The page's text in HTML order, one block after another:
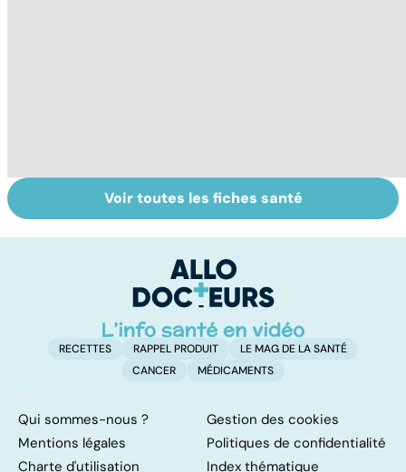
Bien vivre la
ménopause
Tout savoir sur
nos excréments
Voir toutes les fiches santé
RECETTES RAPPEL PRODUIT
LE MAG DE LA SANTÉ
CANCER
MÉDICAMENTS
Qui sommes-nous ?
Gestion des cookies
Mentions légales
Politiques de confidentialité
Charte d'utilisation
Index thématique